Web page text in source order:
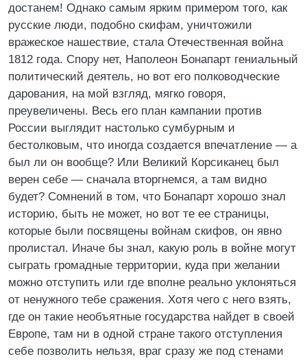
достанем! Однако самым ярким примером того, как
русские люди, подобно скифам, уничтожили
вражеское нашествие, стала Отечественная война
1812 года. Спору нет, Наполеон Бонапарт гениальный
политический деятель, но вот его полководческие
дарования, на мой взгляд, мягко говоря,
преувеличены. Весь его план кампании против
России выглядит настолько сумбурным и
бестолковым, что иногда создается впечатление — а
был ли он вообще? Или Великий Корсиканец был
верен себе — сначала вторгнемся, а там видно
будет? Сомнений в том, что Бонапарт хорошо знал
историю, быть не может, но вот те ее страницы,
которые были посвящены войнам скифов, он явно
пролистал. Иначе бы знал, какую роль в войне могут
сыграть громадные территории, куда при желании
можно отступить или где вполне реально уклоняться
от ненужного тебе сражения. Хотя чего с него взять,
где он такие необъятные государства найдет в своей
Европе, там ни в одной стране такого отступления
себе позволить нельзя, враг сразу же под стенами